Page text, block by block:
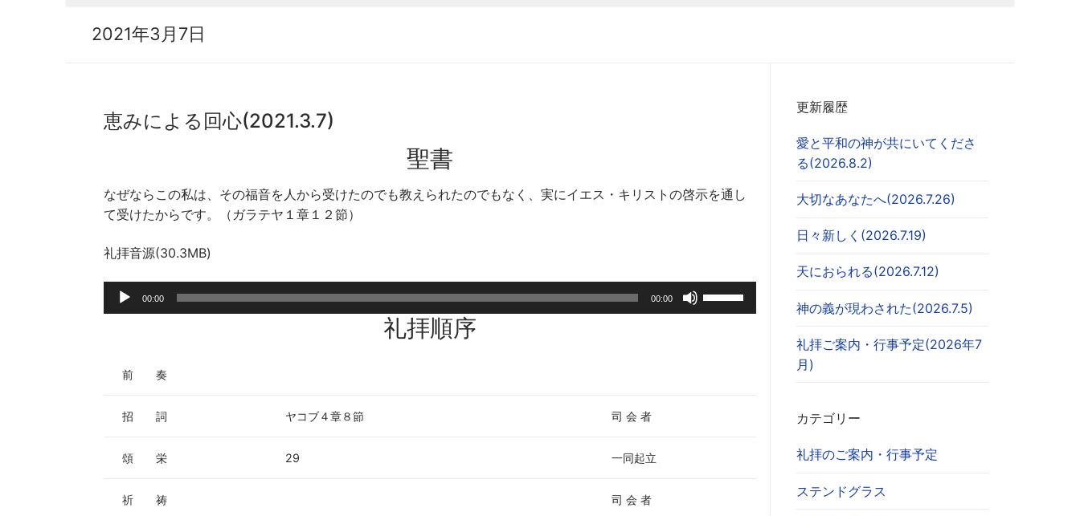
2021年3月7日
恵みによる回心(2021.3.7)
聖書
なぜならこの私は、その福音を人から受けたのでも教えられたのでもなく、実にイエス・キリストの啓示を通し
て受けたからです。（ガラテヤ１章１２節）
礼拝音源(30.3MB)
声
00:00 00:00
リ
礼拝順序
前 奏
招 詞 ヤコブ４章８節 司 会 者
頌 栄 29 一同起立
祈 祷 司 会 者
更新履歴
愛と平和の神が共にいてくださ
る(2026.8.2)
大切なあなたへ(2026.7.26)
日々新しく(2026.7.19)
天におられる(2026.7.12)
神の義が現わされた(2026.7.5)
礼拝ご案内・行事予定(2026年7
月)
カテゴリー
礼拝のご案内・行事予定
ステンドグラス